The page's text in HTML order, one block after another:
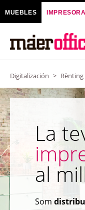
al
contenido
MUEBLES
Digitalización >
La
al
Som